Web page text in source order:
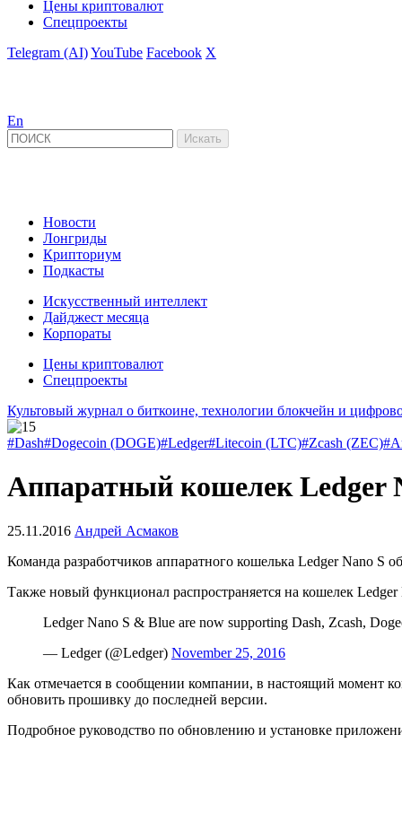
Цены криптовалют
Спецпроекты
Telegram (AI)YouTube Facebook X
En
Новости
Лонгриды
Крипториум
Подкасты
Искусственный интеллект
Дайджест месяца
Корпораты
Цены криптовалют
Спецпроекты
Культовый журнал о биткоине, технологии блокчейн и
#Dash#Dogecoin (DOGE)#Ledger#Litecoin (LTC)#Zcash (ZEC)
Аппаратный кошелек Ledger
25.11.2016 Андрей Асмаков
Команда разработчиков аппаратного кошелька Ledger Nano
Также новый функционал распространяется на кошелек Ledger
Ledger Nano S & Blue are now supporting Dash, Zcash,
— Ledger (@Ledger) November 25, 2016
Как отмечается в сообщении компании, в настоящий момент
обновить прошивку до последней версии.
Подробное руководство по обновлению и установке